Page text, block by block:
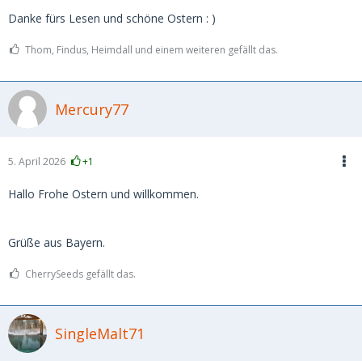
Danke fürs Lesen und schöne Ostern : )
Thom, Findus, Heimdall und einem weiteren gefällt das.
Mercury77
5. April 2026 +1
Hallo Frohe Ostern und willkommen.
Grüße aus Bayern.
CherrySeeds gefällt das.
SingleMalt71